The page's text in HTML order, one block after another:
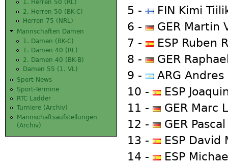
1. Herren 50 (RL)
2. Herren 50 (BK-C)
Herren 75 (NRL)
Mannschaften Damen
1. Damen (BK-C)
1. Damen 40 (RL)
2. Damen 40 (BK-B)
Damen 55 (1. VL)
Sport-News
Sport-Termine
RTC Ladder
Turniere (Archiv)
Mannschaftsaufstellungen
(Archiv)
5 -
FIN Kimi
6 -
GER Martin
7 -
ESP Ruben
8 -
GER
9 -
ARG
10 -
ESP
11 -
GER Marc
12 -
GER
13 -
ESP David
14 -
ESP